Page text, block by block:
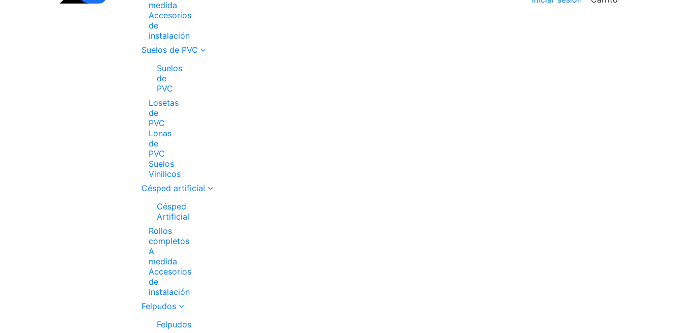
medida
Accesorios
de
instalación
Suelos de PVC
Suelos
de
PVC
Losetas
de
PVC
Lonas
de
PVC
Suelos
Vinilicos
Césped artificial
Césped
Artificial
Rollos
completos
A
medida
Accesorios
de
instalación
Felpudos
Felpudos